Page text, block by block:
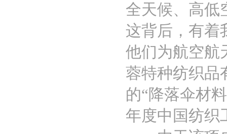
全天候、高低
这背后，有着
他们为航空航
蓉特种纺织品
的“降落伞材
年度中国纺织